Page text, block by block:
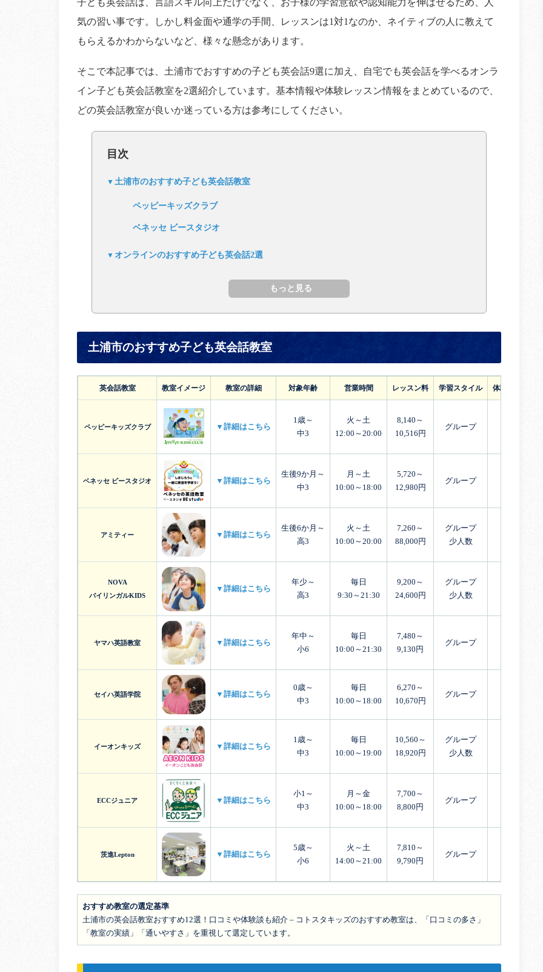
子ども英会話は、言語スキル向上だけでなく、お子様の学習意欲や認知能力を伸ばせるため、人
気の習い事です。しかし料金面や通学の手間、レッスンは1対1なのか、ネイティブの人に教えて
もらえるかわからないなど、様々な懸念があります。
そこで本記事では、土浦市でおすすめの子ども英会話9選に加え、自宅でも英会話を学べるオンラ
イン子ども英会話教室を2選紹介しています。基本情報や体験レッスン情報をまとめているので、
どの英会話教室が良いか迷っている方は参考にしてください。
目次
土浦市のおすすめ子ども英会話教室
ペッピーキッズクラブ
ベネッセ ビースタジオ
オンラインのおすすめ子ども英会話2選
土浦市のおすすめ子ども英会話教室
英会話教室 教室イメージ 教室の詳細 対象年齢 営業時間 レッスン料 学習スタイル 体験レッスン
ペッピーキッズクラブ ▼詳細はこちら
1歳～
中3
火～土
12:00～20:00
8,140～
10,516円
グループ
ベネッセ ビースタジオ ▼詳細はこちら
生後9か月～
中3
月～土
10:00～18:00
5,720～
12,980円
グループ
アミティー ▼詳細はこちら
生後6か月～
高3
火～土
10:00～20:00
7,260～
88,000円
グループ
少人数
NOVA
バイリンガルKIDS
▼詳細はこちら
年少～
高3
毎日
9:30～21:30
9,200～
24,600円
グループ
少人数
ヤマハ英語教室 ▼詳細はこちら
年中～
小6
毎日
10:00～21:30
7,480～
9,130円
グループ
セイハ英語学院 ▼詳細はこちら
0歳～
中3
毎日
10:00～18:00
6,270～
10,670円
グループ
イーオンキッズ ▼詳細はこちら
1歳～
中3
毎日
10:00～19:00
10,560～
18,920円
グループ
少人数
ECCジュニア ▼詳細はこちら
小1～
中3
月～金
10:00～18:00
7,700～
8,800円
グループ
茨進Lepton ▼詳細はこちら
5歳～
小6
火～土
14:00～21:00
7,810～
9,790円
グループ
おすすめ教室の選定基準
土浦市の英会話教室おすすめ12選！口コミや体験談も紹介 – コトスタキッズのおすすめ教室は、「口コミの多さ」
「教室の実績」「通いやすさ」を重視して選定しています。